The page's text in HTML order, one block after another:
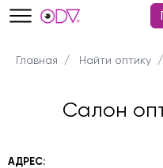
Главная Найти оптику
Салон
АДРЕС: